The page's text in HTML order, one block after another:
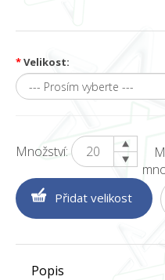
*Velikost:
Množství:
Popis